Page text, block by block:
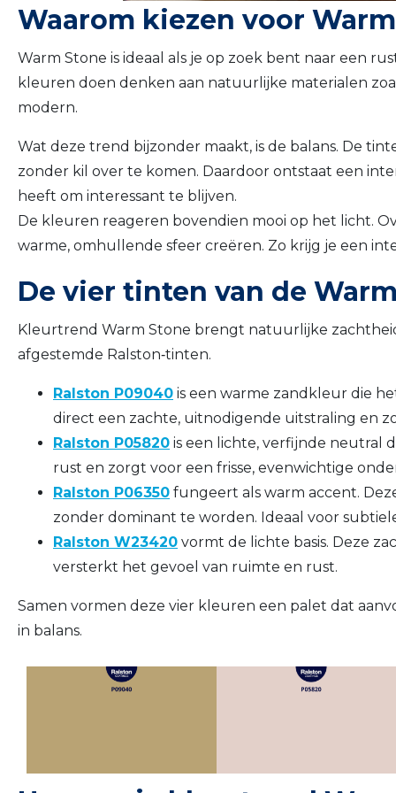
Waarom kiezen voor
Warm Stone is ideaal als je op zoek bent naar een
kleuren doen denken aan natuurlijke materialen
modern.
Wat deze trend bijzonder maakt, is de balans. De
zonder kil over te komen. Daardoor ontstaat een
heeft om interessant te blijven.
De kleuren reageren bovendien mooi op het licht.
warme, omhullende sfeer creëren. Zo krijg je een
De vier tinten van de
Kleurtrend Warm Stone brengt natuurlijke
afgestemde Ralston‑tinten.
Ralston P09040 is een warme zandkleur die
direct een zachte, uitnodigende uitstraling en
Ralston P05820 is een lichte, verfijnde neutral
rust en zorgt voor een frisse, evenwichtige
Ralston P06350 fungeert als warm accent.
zonder dominant te worden. Ideaal voor
Ralston W23420 vormt de lichte basis. Deze
versterkt het gevoel van ruimte en rust.
Samen vormen deze vier kleuren een palet dat
in balans.